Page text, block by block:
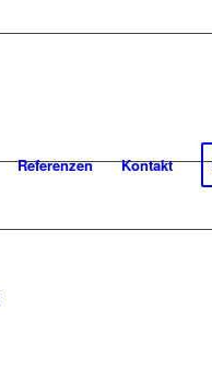
Referenzen Kontakt